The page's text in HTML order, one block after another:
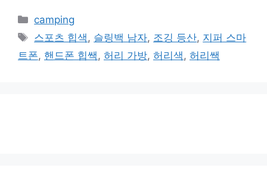
카
테
리
camping
태
그
스포츠 힙색 , 슬링백 남자, 조깅 등산, 지퍼 스마
트폰, 핸드폰 힙쌕 , 허리 가방, 허리색 , 허리쌕